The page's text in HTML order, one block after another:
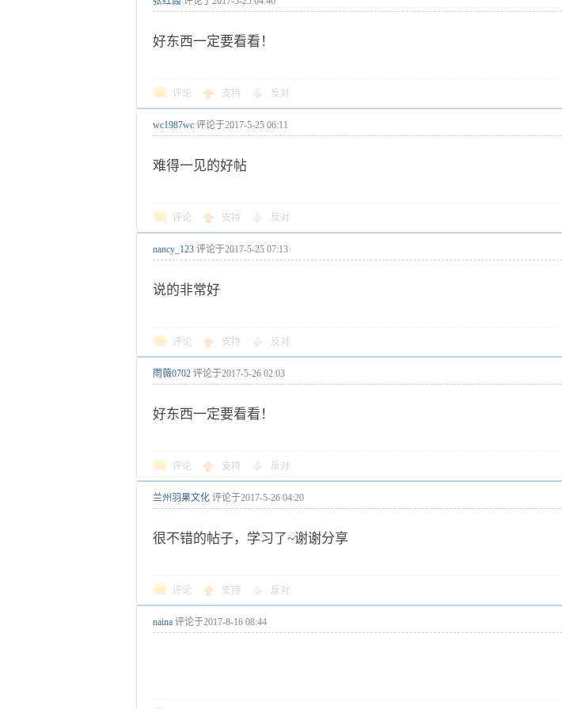
好东西一定要看看！
评论 支持 反对
wc1987wc 评论于2017-5-25 06:11
难得一见的好帖
评论 支持 反对
nancy_123 评论于2017-5-25 07:13
说的非常好
评论 支持 反对
雨薇0702 评论于2017-5-26 02:03
好东西一定要看看！
评论 支持 反对
兰州羽果文化 评论于2017-5-26 04:20
很不错的帖子，学习了~谢谢分享
评论 支持 反对
naina 评论于2017-8-16 08:44